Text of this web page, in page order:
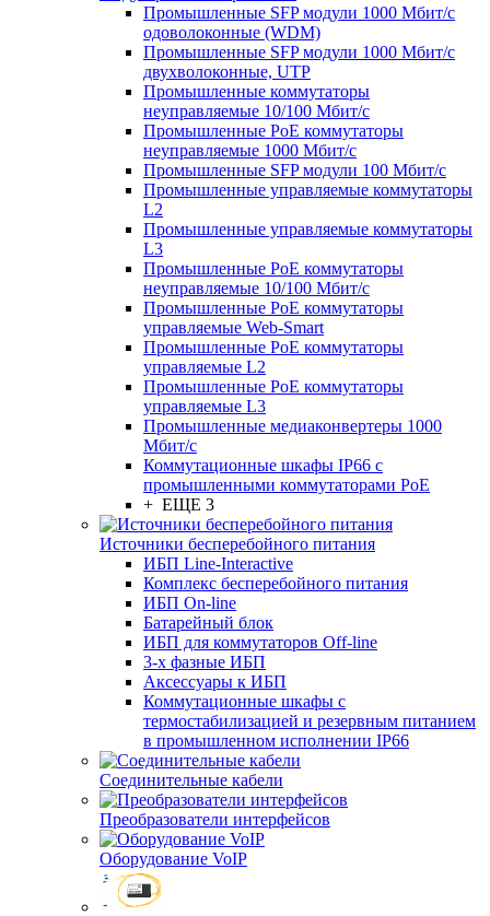
Промышленные SFP модули 1000 Мбит/c
одоволоконные (WDM)
Промышленные SFP модули 1000 Мбит/c
двухволоконные, UTP
Промышленные коммутаторы
неуправляемые 10/100 Мбит/с
Промышленные PoE коммутаторы
неуправляемые 1000 Мбит/с
Промышленные SFP модули 100 Мбит/c
Промышленные управляемые коммутаторы
L2
Промышленные управляемые коммутаторы
L3
Промышленные PoE коммутаторы
неуправляемые 10/100 Мбит/с
Промышленные PoE коммутаторы
управляемые Web-Smart
Промышленные PoE коммутаторы
управляемые L2
Промышленные PoE коммутаторы
управляемые L3
Промышленные медиаконвертеры 1000
Мбит/с
Коммутационные шкафы IP66 c
промышленными коммутаторами PoE
+ ЕЩЕ 3
Источники бесперебойного питания
ИБП Line-Interactive
Комплекс бесперебойного питания
ИБП On-line
Батарейный блок
ИБП для коммутаторов Off-line
3-х фазные ИБП
Аксессуары к ИБП
Коммутационные шкафы с
термостабилизацией и резервным питанием
в промышленном исполнении IP66
Соединительные кабели
Преобразователи интерфейсов
Оборудование VoIP